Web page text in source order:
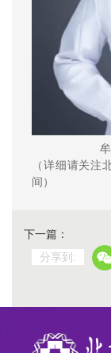
牟
（详细请关注
间）
下一篇：
分享到: